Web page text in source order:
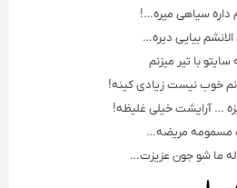
سیاهی میره…!
بیایی دیره…
سایتو با تیر میزنم
خوب نیست زیادی کینه!
… آرایشت خیلی غلیظه!
مسمومه مریضه…
ما شو جون عزیزت…